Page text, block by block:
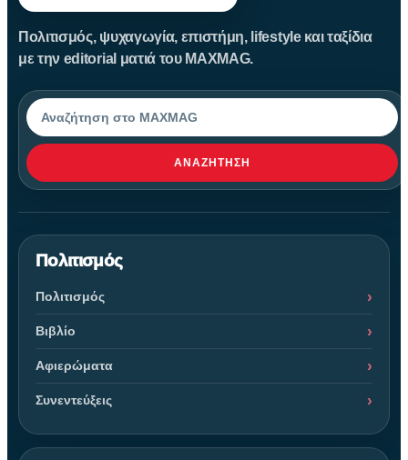
Πολιτισμός, ψυχαγωγία, επιστήμη, lifestyle και ταξίδια
με την editorial ματιά του MAXMAG.
Αναζήτηση
ΑΝΑΖΉΤΗΣΗ
Πολιτισμός
Πολιτισμός
Βιβλίο
Αφιερώματα
Συνεντεύξεις